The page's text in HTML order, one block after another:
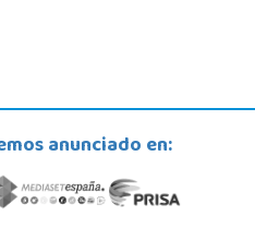
anunciado en: